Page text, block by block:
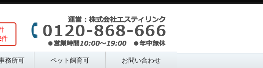
件
務所可 ペット飼育可 お問い合わせ